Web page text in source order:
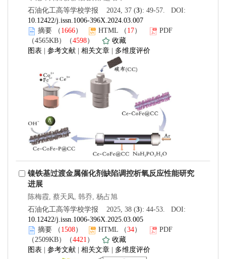
石油化工高等学校学报 2024, 37 (3): 49-57. DOI:
10.12422/j.issn.1006-396X.2024.03.007
摘要 （ 1666） HTML （ 17）
PDF
（4565KB）（4598）
收藏
图表
参考文献 相关文章 多维度评价
镍铁基过渡金属催化剂缺陷调控析氧反应性能研究
进展
陈梅霞, 蔡天凤, 韩乔, 杨占旭
石油化工高等学校学报 2025, 38 (3): 44-53. DOI:
10.12422/j.issn.1006-396X.2025.03.005
摘要 （ 1508） HTML （34）
PDF
（2509KB）（4421 ）
收藏
图表
参考文献 相关文章 多维度评价